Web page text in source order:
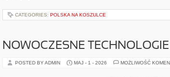
CATEGORIES: POLSKA NA KOSZULCE
NOWOCZESNE TECHNOLOGIE
POSTED BY ADMIN MAJ - 1 - 2026 MOŻLIWOŚĆ